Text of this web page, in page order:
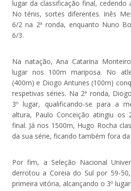
lugar da classificação final, cedendo
No ténis, sortes diferentes. Inês
6/2 na 2ª ronda, enquanto Nuno
6/3.
Na natação, Ana Catarina
lugar nos 100m mariposa. No
(400m) e Diogo Antunes (100m)
respetivas séries. Na 2ª ronda,
3º lugar, qualificando-se para a
altura, Paulo Conceição atingiu os
final. Já nos 1500m, Hugo Rocha
da sua série, ficando também fora da
Por fim, a Seleção Nacional
derrotou a Coreia do Sul por 59-
primeira vitória, alcançando o 3º